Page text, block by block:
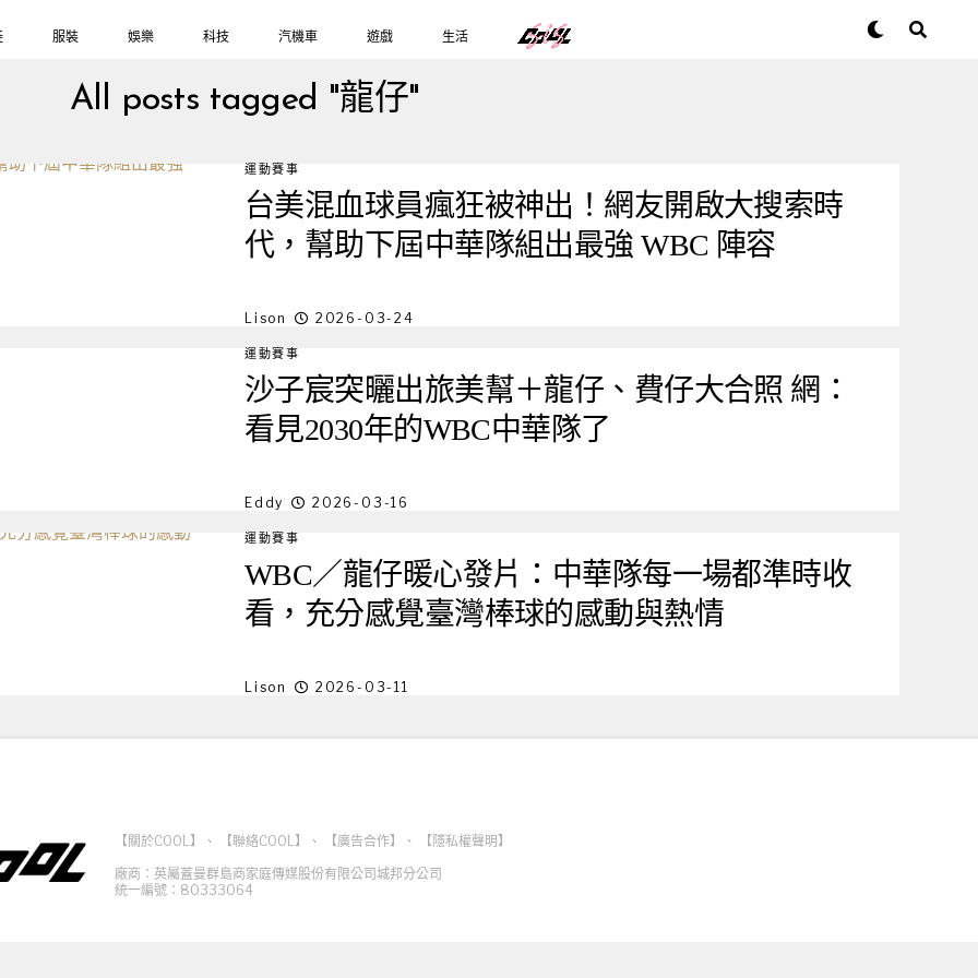
服裝 娛樂 科技 汽機車 遊戲 生活
All posts tagged "龍仔"
運動賽事
台美混血球員瘋狂被神出！網友開啟大搜索時
代，幫助下屆中華隊組出最強 WBC 陣容
Lison 2026-03-24
運動賽事
沙子宸突曬出旅美幫＋龍仔、費仔大合照 網：
看見2030年的WBC中華隊了
Eddy 2026-03-16
運動賽事
WBC／龍仔暖心發片：中華隊每一場都準時收
看，充分感覺臺灣棒球的感動與熱情
Lison 2026-03-11
【關於COOL】 、 【聯絡COOL】 、 【廣告合作】 、
【隱私權聲明】
廠商：英屬蓋曼群島商家庭傳媒股份有限公司城邦分公司
統一編號：80333064